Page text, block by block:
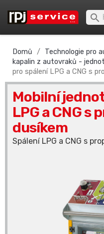

Domů Technologie pro
kapalin z autovraků -
pro spálení LPG a CNG s
Mobilní
LPG a CNG s
dusíkem
Spálení LPG a CNG s